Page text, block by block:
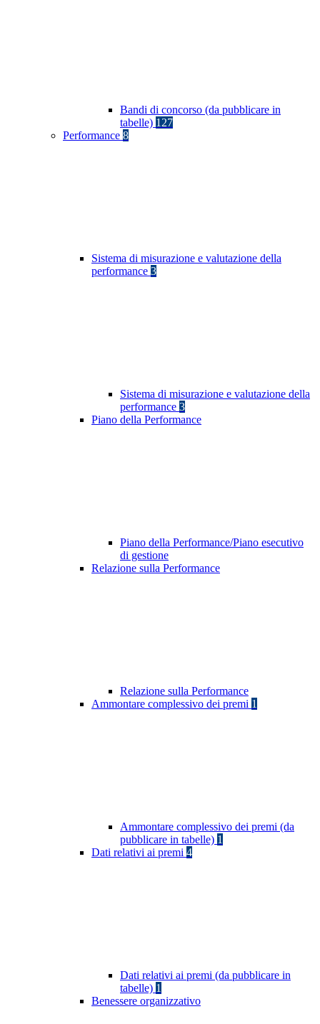
Bandi di concorso (da pubblicare in
tabelle) 127
Performance 8
Sistema di misurazione e valutazione della
performance 3
Sistema di misurazione e valutazione della
performance 3
Piano della Performance
Piano della Performance/Piano esecutivo
di gestione
Relazione sulla Performance
Relazione sulla Performance
Ammontare complessivo dei premi 1
Ammontare complessivo dei premi (da
pubblicare in tabelle) 1
Dati relativi ai premi 4
Dati relativi ai premi (da pubblicare in
tabelle) 1
Benessere organizzativo